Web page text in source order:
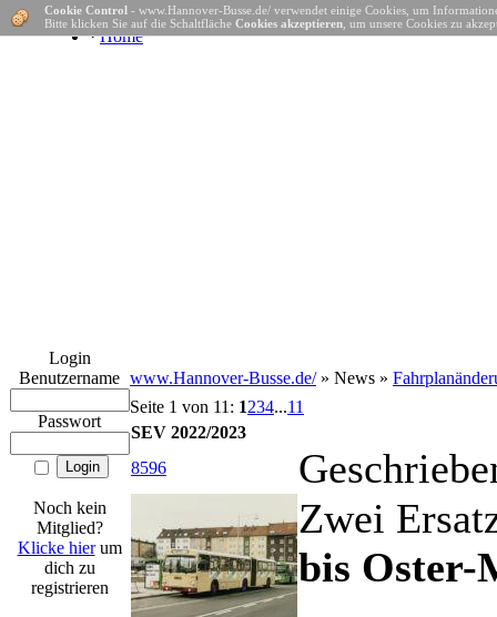
· Home
Login
Benutzername
Passwort
Noch kein
Mitglied?
Klicke hierum
dich zu
registrieren
Cookie Control - www.Hannover-Busse.de/ verwendet einige Cookies, um
Bitte klicken Sie auf die Schaltfläche Cookies akzeptieren , um unsere Cookies zu
www.Hannover-Busse.de/» News »
Seite 1 von 11: 1234...11
SEV 2022/2023
8596
Zwei
bis Oster-